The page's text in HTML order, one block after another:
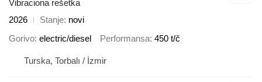
Vibraciona rešetka
2026
Stanje novi
Gorivo electric/diesel Performansa 450 t/č
Turska, Torbalı / İzmir